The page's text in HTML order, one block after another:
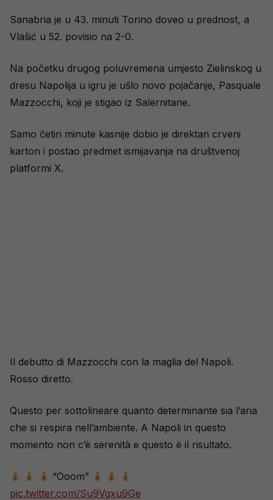
Sanabria je u 43. minuti Torino doveo u prednost, a
Vlašić u 52. povisio na 2-0.
Na početku drugog poluvremena umjesto Zielinskog u
dresu Napolija u igru je ušlo novo pojačanje, Pasquale
Mazzocchi, koji je stigao iz Salernitane.
Samo četiri minute kasnije dobio je direktan crveni
karton i postao predmet ismijavanja na društvenoj
platformi X.
Il debutto di Mazzocchi con la maglia del Napoli.
Rosso diretto.
Questo per sottolineare quanto determinante sia l’aria
che si respira nell’ambiente. A Napoli in questo
momento non c’è serenità e questo è il risultato.
“Ooom”
pic.twitter.com/Su9Vgxu9Ge